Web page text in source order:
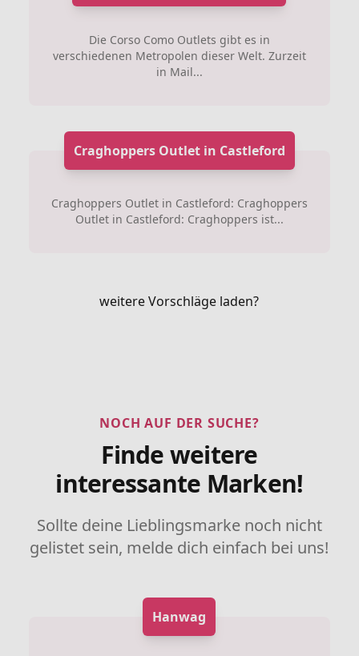
Die Corso Como Outlets gibt es in
verschiedenen Metropolen dieser Welt. Zurzeit
in Mail...
Craghoppers Outlet in Castleford
Craghoppers Outlet in Castleford: Craghoppers
Outlet in Castleford: Craghoppers ist...
weitere Vorschläge laden?
NOCH AUF DER SUCHE?
Finde weitere
interessante Marken!
Sollte deine Lieblingsmarke noch nicht
gelistet sein, melde dich einfach bei uns!
Hanwag